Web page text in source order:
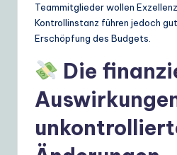
Teammitglieder wollen
Kontrollinstanz führen jedoch
Erschöpfung des Budgets.
Die